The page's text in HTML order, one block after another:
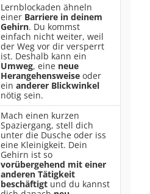
Lernblockaden ähneln
einer Barriere in deinem
Gehirn. Du kommst
einfach nicht weiter, weil
der Weg vor dir versperrt
ist. Deshalb kann ein
Umweg, eine neue
Herangehensweise oder
ein anderer Blickwinkel
nötig sein.
Mach einen kurzen
Spaziergang, stell dich
unter die Dusche oder iss
eine Kleinigkeit. Dein
Gehirn ist so
vorübergehend mit einer
anderen Tätigkeit
beschäftigt und du kannst